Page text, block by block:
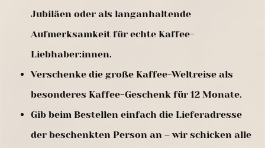
Jubiläen oder als langanhaltende
Aufmerksamkeit für echte Kaffee-
Liebhaber:innen.
Verschenke die große Kaffee-Weltreise als
besonderes Kaffee-Geschenk für 12 Monate.
Gib beim Bestellen einfach die Lieferadresse
der beschenkten Person an – wir schicken alle